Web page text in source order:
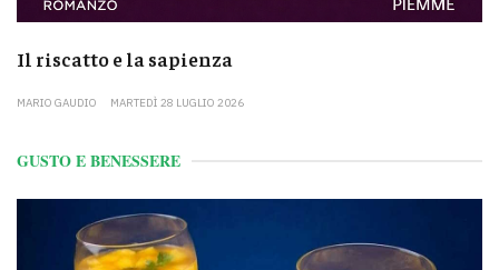
Il riscatto e la sapienza
MARIO GAUDIO MARTEDÌ 28 LUGLIO 2026
GUSTO E BENESSERE